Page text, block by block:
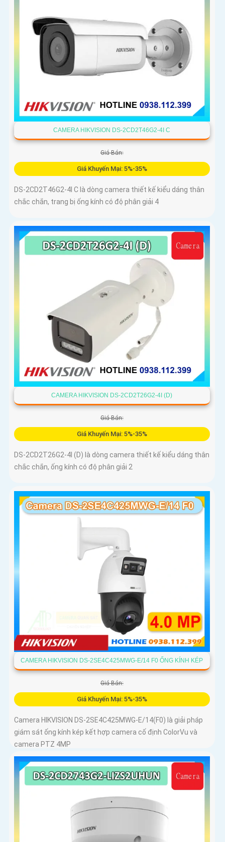
CAMERA HIKVISION DS-2CD2T46G2-4I C
Giá Bán:
Giá Khuyến Mại: 5%-35%
DS-2CD2T46G2-4I C là dòng camera thiết kế kiểu dáng thân
chắc chắn, trang bị ống kính có độ phân giải 4
CAMERA HIKVISION DS-2CD2T26G2-4I (D)
Giá Bán:
Giá Khuyến Mại: 5%-35%
DS-2CD2T26G2-4I (D) là dòng camera thiết kế kiểu dáng thân
chắc chắn, ống kính có độ phân giải 2
CAMERA HIKVISION DS-2SE4C425MWG-E/14 F0 ỐNG KÍNH KÉP
Giá Bán:
Giá Khuyến Mại: 5%-35%
Camera HIKVISION DS-2SE4C425MWG-E/14(F0) là giải pháp
giám sát ống kính kép kết hợp camera cố định ColorVu và
camera PTZ 4MP